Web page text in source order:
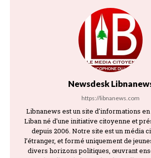
Newsdesk
https://libnanews.com
Libnanews est un site d'informations
Liban né d'une initiative citoyenne et
depuis 2006. Notre site est un média
l’étranger, et formé uniquement de
divers horizons politiques, œuvrant